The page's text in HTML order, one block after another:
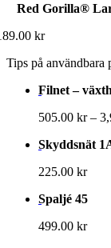
Red Gorilla®
kr
Tips på användbara
Filnet –
505.00 kr –
Skyddsnät
225.00 kr
Spaljé 45
499.00 kr